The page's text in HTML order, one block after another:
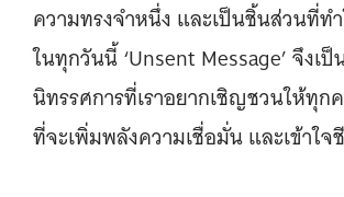
ความทรงจำหนึ่ง และเป็นชิ้นส่วนที่
ในทุกวันนี้ ‘Unsent Message’ จึงเ
นิทรรศการที่เราอยากเชิญชวนให้ทุก
ที่จะเพิ่มพลังความเชื่อมั่น และเข้าใ